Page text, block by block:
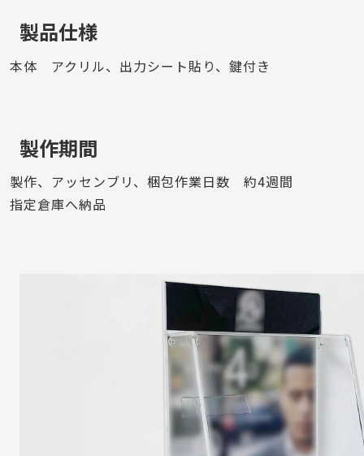
製品仕様
本体 アクリル、出力シート貼り、鍵付き
製作期間
製作、アッセンブリ、梱包作業日数 約4週間
指定倉庫へ納品